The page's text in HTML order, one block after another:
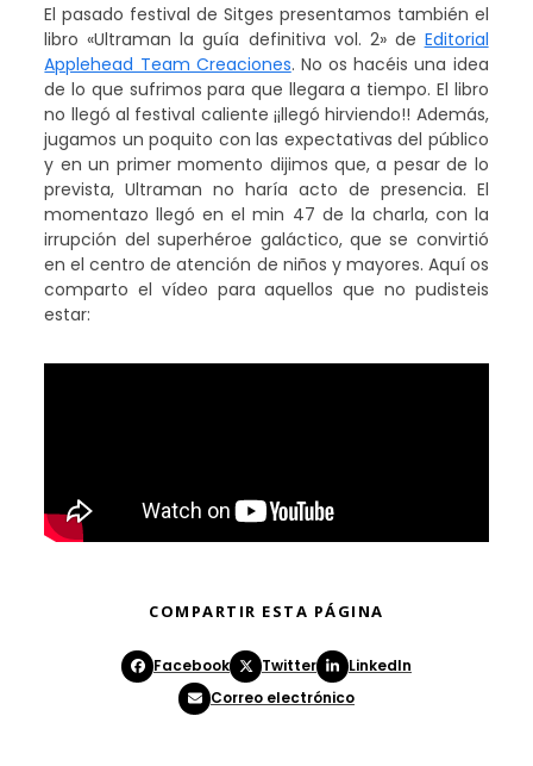
El pasado festival de Sitges presentamos también el
libro «Ultraman la guía definitiva vol. 2» de Editorial
Applehead Team Creaciones. No os hacéis una idea
de lo que sufrimos para que llegara a tiempo. El libro
no llegó al festival caliente ¡¡llegó hirviendo!! Además,
jugamos un poquito con las expectativas del público
y en un primer momento dijimos que, a pesar de lo
prevista, Ultraman no haría acto de presencia. El
momentazo llegó en el min 47 de la charla, con la
irrupción del superhéroe galáctico, que se convirtió
en el centro de atención de niños y mayores. Aquí os
comparto el vídeo para aquellos que no pudisteis
estar:
COMPARTIR ESTA PÁGINA
Facebook Twitter
LinkedIn
Correo electrónico